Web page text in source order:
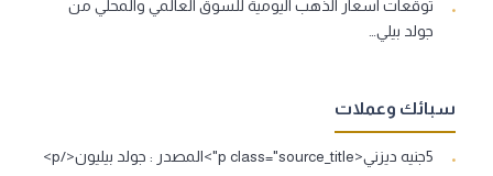
توقعات اسعار الذهب اليومية للسوق العالمي والمحلي من
جولد بيلي…
سبائك وعملات
5جنيه ديزني<p class="source_title">المصدر : جولد بيليون</p>